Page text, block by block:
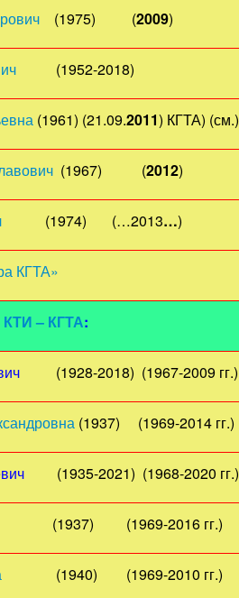
(1975) (2009)
(1952-2018)
(1961) (21.09.2011) КГТА) (см.)
(1967) (2012)
(1974) (…2013…)
КГТА»
– КГТА:
(1928-2018) (1967-2009 гг.)
(1937) (1969-2014 гг.)
(1935-2021) (1968-2020 гг.)
(1937) (1969-2016 гг.)
(1940) (1969-2010 гг.)